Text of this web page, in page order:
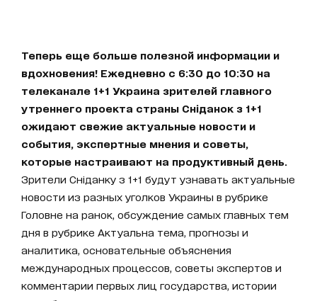
Теперь еще больше полезной информации и
вдохновения! Ежедневно с 6:30 до 10:30 на
телеканале 1+1 Украина зрителей главного
утреннего проекта страны Сніданок з 1+1
ожидают свежие актуальные новости и
события, экспертные мнения и советы,
которые настраивают на продуктивный день.
Зрители Сніданку з 1+1 будут узнавать актуальные
новости из разных уголков Украины в рубрике
Головне на ранок, обсуждение самых главных тем
дня в рубрике Актуальна тема, прогнозы и
аналитика, основательные объяснения
международных процессов, советы экспертов и
комментарии первых лиц государства, истории